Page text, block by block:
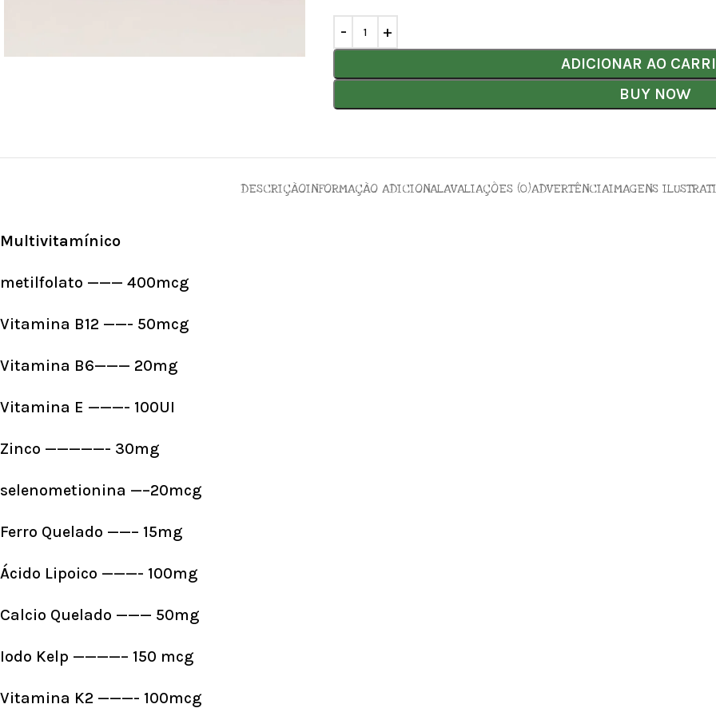
ADICIONAR AO
BUY NOW
DESCRIÇÃOINFORMAÇÃO ADICIONALAVALIAÇÕES (0)ADVERTÊNCIAIMAGENS
Multivitamínico
metilfolato ——— 400mcg
Vitamina B12 ——- 50mcg
Vitamina B6——— 20mg
Vitamina E ———- 100UI
Zinco —————- 30mg
selenometionina —–20mcg
Ferro Quelado ——– 15mg
Ácido Lipoico ———- 100mg
Calcio Quelado ——— 50mg
Iodo Kelp ————– 150 mcg
Vitamina K2 ———- 100mcg